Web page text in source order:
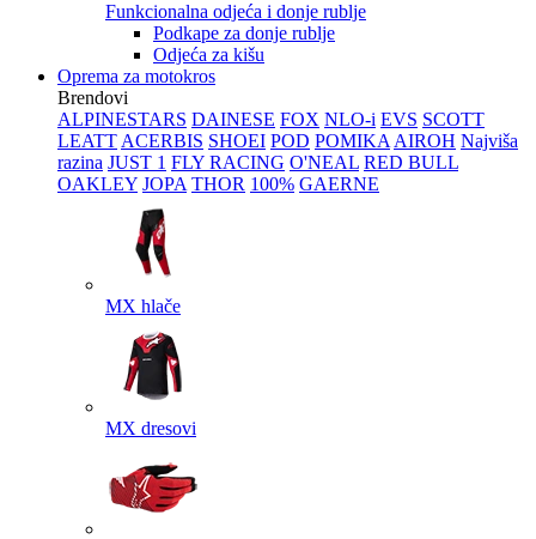
Funkcionalna odjeća i donje rublje
Podkape za donje rublje
Odjeća za kišu
Oprema za motokros
Brendovi
ALPINESTARS DAINESE FOX NLO-i EVS SCOTT
LEATT ACERBIS SHOEI POD POMIKA AIROH Najviša
razina JUST 1 FLY RACING O'NEAL RED BULL
OAKLEY JOPA THOR 100% GAERNE
MX hlače
MX dresovi